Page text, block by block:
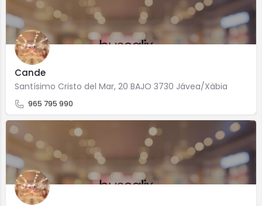
Cande
Santísimo Cristo del Mar, 20 BAJO 3730 Jávea/Xàbia
965 795 990